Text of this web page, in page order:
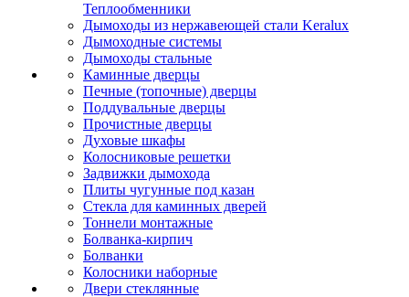
Теплообменники
Дымоходы из нержавеющей стали Keralux
Дымоходные системы
Дымоходы стальные
Каминные дверцы
Печные (топочные) дверцы
Поддувальные дверцы
Прочистные дверцы
Духовые шкафы
Колосниковые решетки
Задвижки дымохода
Плиты чугунные под казан
Стекла для каминных дверей
Тоннели монтажные
Болванка-кирпич
Болванки
Колосники наборные
Двери стеклянные